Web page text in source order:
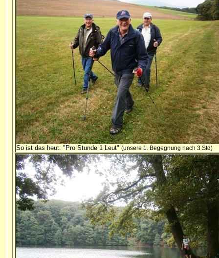
So ist das heut: "Pro Stunde 1 Leut" (unsere 1. Begegnung nach 3 Std)